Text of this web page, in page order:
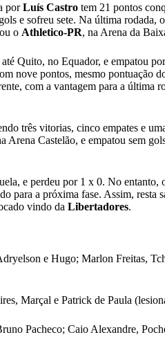
porLuís Castro tem 21 pontos
e sofreu sete. Na última rodada, o
o Athletico-PR, na Arena da
Quito, no Equador, e empatou
nove pontos, mesmo pontuação
com a vantagem para a última
três vitorias, cinco empates e
Arena Castelão, e empatou sem
e perdeu por 1 x 0. No entanto,
para a próxima fase. Assim, resta
vindo da Libertadores.
e Hugo; Marlon Freitas,
Marçal e Patrick de Paula
Pacheco; Caio Alexandre,